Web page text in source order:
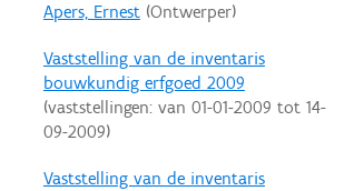
Apers, Ernest(Ontwerper)
Vaststelling van de inventaris
bouwkundig erfgoed 2009
(vaststellingen: van 01-01-2009 tot 14-
09-2009)
Vaststelling van de inventaris